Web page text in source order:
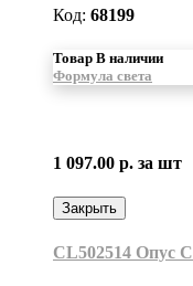
Код: 68199
Товар В наличии
Формула света
1 097.00 р. за шт
Закрыть
CL502514 Опус